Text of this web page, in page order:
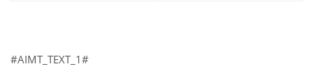
#AIMT_TEXT_1#